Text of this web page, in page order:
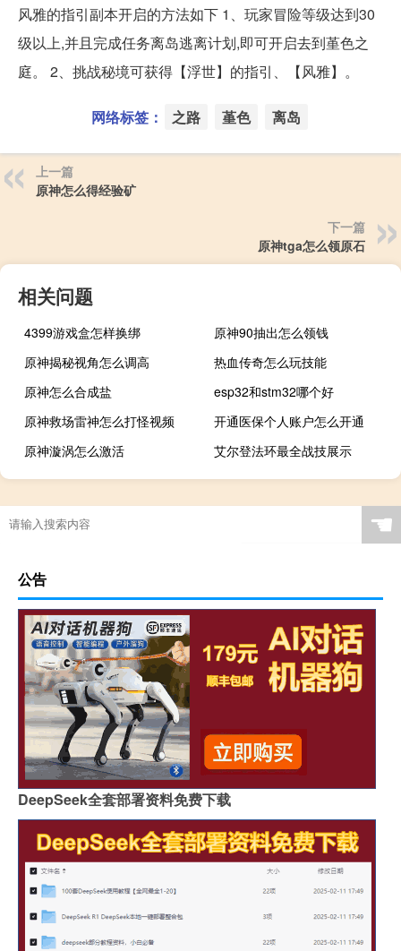
风雅的指引副本开启的方法如下 1、玩家冒险等级达到30
级以上,并且完成任务离岛逃离计划,即可开启去到堇色之
庭。 2、挑战秘境可获得【浮世】的指引、【风雅】。
网络标签： 之路 堇色 离岛
上一篇
原神怎么得经验矿
下一篇
原神tga怎么领原石
相关问题
4399游戏盒怎样换绑
原神90抽出怎么领钱
原神揭秘视角怎么调高
热血传奇怎么玩技能
原神怎么合成盐
esp32和stm32哪个好
原神救场雷神怎么打怪视频
开通医保个人账户怎么开通
原神漩涡怎么激活
艾尔登法环最全战技展示
☚
公告
DeepSeek全套部署资料免费下载